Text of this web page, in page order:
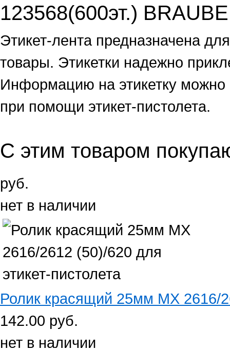
123568(600эт.)
Этикет-лента предназначена
товары. Этикетки надежно
Информацию на этикетку можно
при помощи этикет-пистолета.
С этим товаром
руб.
нет в наличии
Ролик красящий 25мм МХ 2616/
142.00 руб.
нет в наличии